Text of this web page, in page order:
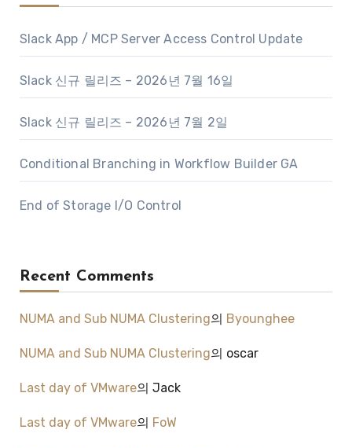
Slack App / MCP Server Access Control Update
Slack 신규 릴리즈 – 2026년 7월 16일
Slack 신규 릴리즈 – 2026년 7월 2일
Conditional Branching in Workflow Builder GA
End of Storage I/O Control
Recent Comments
NUMA and Sub NUMA Clustering의 Byounghee
NUMA and Sub NUMA Clustering의 oscar
Last day of VMware의 Jack
Last day of VMware의 FoW